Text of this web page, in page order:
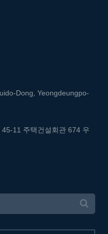
Dong, Yeongdeungpo-
11 주택건설회관 674 우